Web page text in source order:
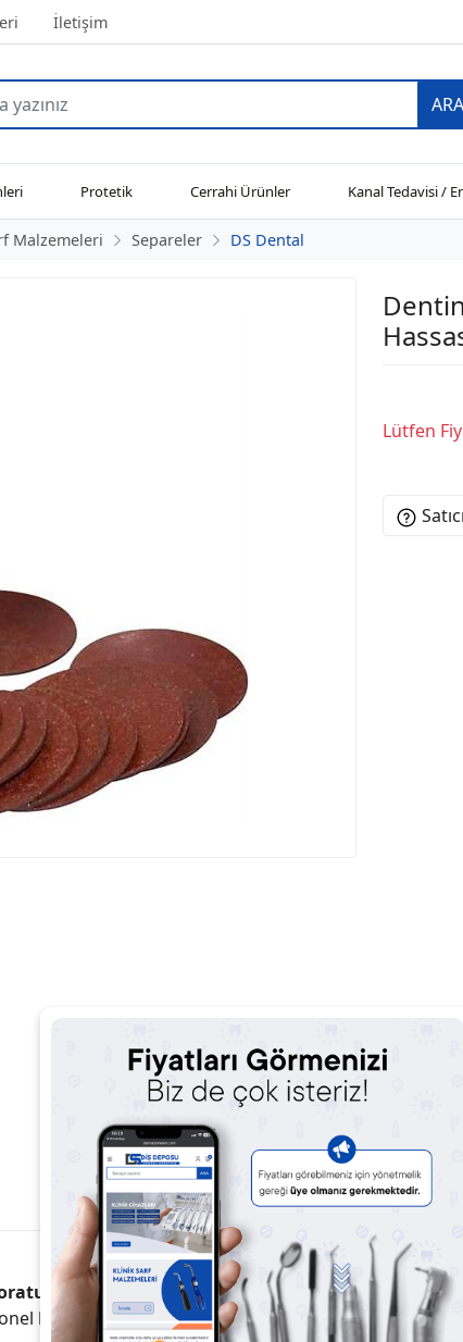
İletişim
ARA
Protetik Cerrahi Ürünler Kanal Tedavisi /
Malzemeleri Separeler DS Dental
Lütfen
Ürün Açıklaması Ürün Yorumları
ve protetik çalışmalarsırasında
bir separe diskidir.